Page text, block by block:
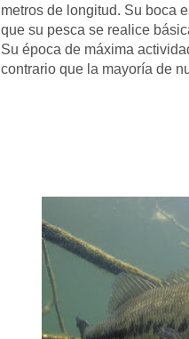
metros de longitud. Su boca
que su pesca se realice
Su época de máxima
contrario que la mayoría de